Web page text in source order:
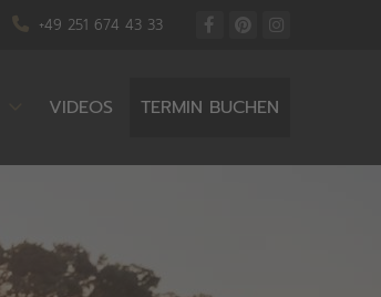
+49 251 674 43 33
VIDEOS TERMIN BUCHEN